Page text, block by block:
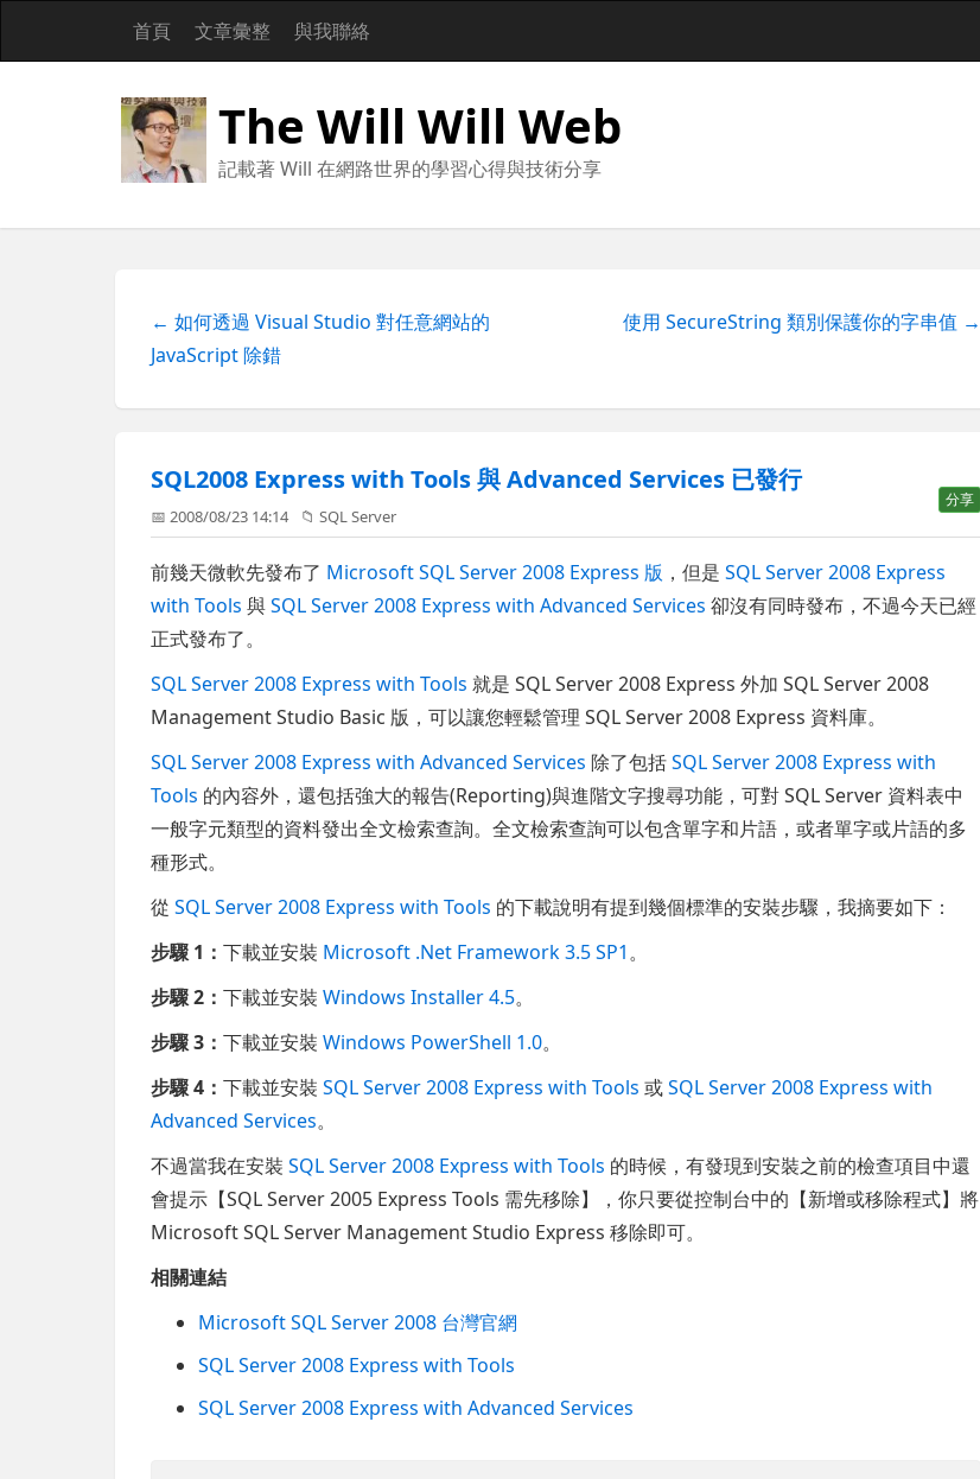
首頁 文章彙整 與我聯絡
The Will Will Web
記載著 Will 在網路世界的學習心得與技術分享
← 如何透過 Visual Studio 對任意網站的
JavaScript 除錯
使用 SecureString 類別保護你的字串值 →
SQL2008 Express with Tools 與 Advanced Services 已發行
分享
📅 2008/08/23 14:14 📁SQL Server
前幾天微軟先發布了 Microsoft SQL Server 2008 Express 版 ，但是SQL Server 2008 Express
with Tools 與SQL Server 2008 Express with Advanced Services 卻沒有同時發布，不過今天已經
正式發布了。
SQL Server 2008 Express with Tools 就是 SQL Server 2008 Express 外加SQL Server 2008
Management Studio Basic 版，可以讓您輕鬆管理 SQL Server 2008 Express 資料庫。
SQL Server 2008 Express with Advanced Services 除了包括SQL Server 2008 Express with
Tools 的內容外，還包括強大的報告(Reporting)與進階文字搜尋功能，可對 SQL Server 資料表中
一般字元類型的資料發出全文檢索查詢。全文檢索查詢可以包含單字和片語，或者單字或片語的多
種形式。
從SQL Server 2008 Express with Tools 的下載說明有提到幾個標準的安裝步驟，我摘要如下：
步驟 1：下載並安裝 Microsoft .Net Framework 3.5 SP1。
步驟 2：下載並安裝Windows Installer 4.5。
步驟 3：下載並安裝Windows PowerShell 1.0。
步驟 4：下載並安裝SQL Server 2008 Express with Tools 或SQL Server 2008 Express with
Advanced Services。
不過當我在安裝SQL Server 2008 Express with Tools 的時候，有發現到安裝之前的檢查項目中還
會提示【SQL Server 2005 Express Tools 需先移除】，你只要從控制台中的【新增或移除程式】將
Microsoft SQL Server Management Studio Express 移除即可。
相關連結
Microsoft SQL Server 2008 台灣官網
SQL Server 2008 Express with Tools
SQL Server 2008 Express with Advanced Services